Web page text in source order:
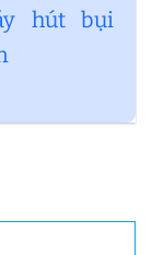
hút bụi